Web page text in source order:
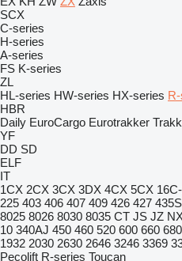
SCX
C-series
H-series
A-series
FS K-series
ZL
HL-series HW-series HX-series
HBR
Daily EuroCargo Eurotrakker
YF
DD SD
ELF
IT
1CX 2CX 3CX 3DX 4CX 5CX
225 403 406 407 409 426 427 435S
8025 8026 8030 8035 CT JS JZ
10 340AJ 450 460 520 600 660 680
1932 2030 2630 2646 3246 3369
Pecolift R-series Toucan